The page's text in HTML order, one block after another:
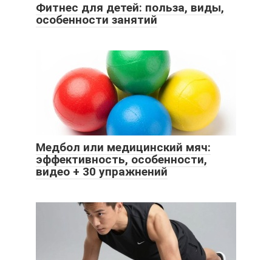
Фитнес для детей: польза, виды,
особенности занятий
Медбол или медицинский мяч:
эффективность, особенности,
видео + 30 упражнений